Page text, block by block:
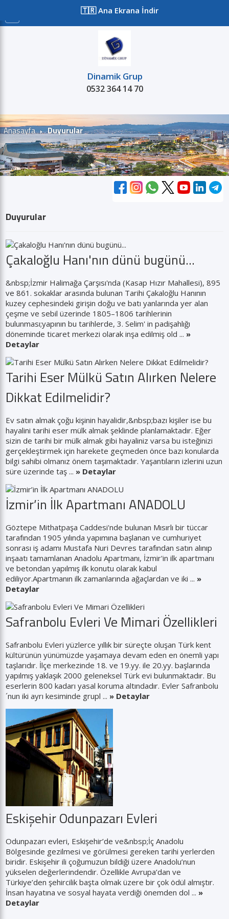
🇹🇷 Ana Ekrana İndir
Dinamik Grup
0532 364 14 70
Kiralık Projeler
Anasayfa Duyurular
Duyurular
Çakaloğlu Hanı'nın dünü bugünü...
&nbsp;İzmir Halimağa Çarşısı'nda (Kasap Hızır Mahallesi), 895
ve 861. sokaklar arasında bulunan Tarihi Çakaloğlu Hanının
kuzey cephesindeki girişin doğu ve batı yanlarında yer alan
çeşme ve sebil üzerinde 1805–1806 tarihlerinin
bulunması;yapının bu tarihlerde, 3. Selim' in padişahlığı
döneminde ticaret merkezi olarak inşa edilmiş old ... »
Detaylar
Tarihi Eser Mülkü Satın Alırken Nelere
Dikkat Edilmelidir?
Ev satın almak çoğu kişinin hayalidir,&nbsp;bazı kişiler ise bu
hayalini tarihi eser mülk almak şeklinde planlamaktadır. Eğer
sizin de tarihi bir mülk almak gibi hayaliniz varsa bu isteğinizi
gerçekleştirmek için harekete geçmeden önce bazı konularda
bilgi sahibi olmanız önem taşımaktadır. Yaşantıların izlerini uzun
süre üzerinde taş ... » Detaylar
İzmir’in İlk Apartmanı ANADOLU
Göztepe Mithatpaşa Caddesi'nde bulunan Mısırlı bir tüccar
tarafından 1905 yılında yapımına başlanan ve cumhuriyet
sonrası iş adamı Mustafa Nuri Devres tarafından satın alınıp
inşaatı tamamlanan Anadolu Apartmanı, İzmir'in ilk apartmanı
ve betondan yapılmış ilk konutu olarak kabul
ediliyor.Apartmanın ilk zamanlarında ağaçlardan ve iki ... »
Detaylar
Safranbolu Evleri Ve Mimari Özellikleri
Safranbolu Evleri yüzlerce yıllık bir süreçte oluşan Türk kent
kültürünün yünümüzde yaşamaya devam eden en önemli yapı
taşlarıdır. İlçe merkezinde 18. ve 19.yy. ile 20.yy. başlarında
yapılmış yaklaşık 2000 geleneksel Türk evi bulunmaktadır. Bu
eserlerin 800 kadarı yasal koruma altındadır. Evler Safranbolu
´nun iki ayrı kesiminde grupl ... » Detaylar
Eskişehir Odunpazarı Evleri
Odunpazarı evleri, Eskişehir’de ve&nbsp;İç Anadolu
Bölgesinde gezilmesi ve görülmesi gereken tarihi yerlerden
biridir. Eskişehir ili çoğumuzun bildiği üzere Anadolu’nun
yükselen değerlerindendir. Özellikle Avrupa’dan ve
Türkiye’den şehircilik başta olmak üzere bir çok ödül almıştır.
İnsan hayatına ve sosyal hayata verdiği önemden dol ... »
Detaylar